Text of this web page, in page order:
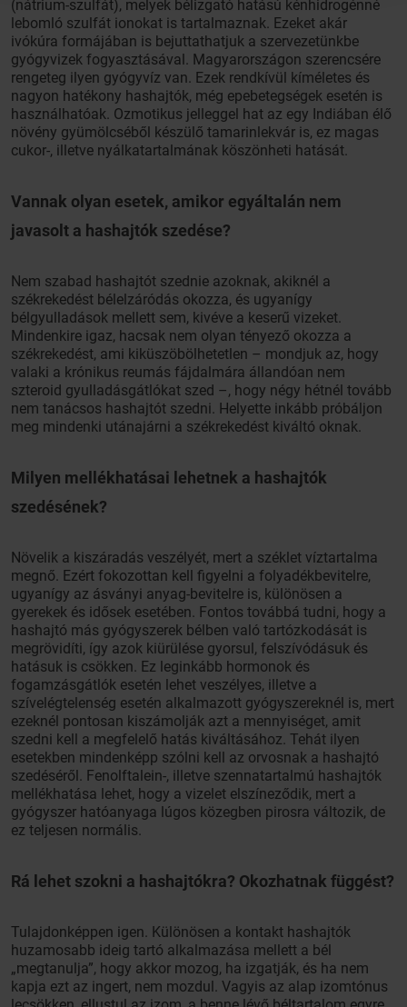
(nátrium-szulfát), melyek bélizgató hatású kénhidrogénné
lebomló szulfát ionokat is tartalmaznak. Ezeket akár
ivókúra formájában is bejuttathatjuk a szervezetünkbe
gyógyvizek fogyasztásával. Magyarországon szerencsére
rengeteg ilyen gyógyvíz van. Ezek rendkívül kíméletes és
nagyon hatékony hashajtók, még epebetegségek esetén is
használhatóak. Ozmotikus jelleggel hat az egy Indiában élő
növény gyümölcséből készülő tamarinlekvár is, ez magas
cukor-, illetve nyálkatartalmának köszönheti hatását.
Vannak olyan esetek, amikor egyáltalán nem
javasolt a hashajtók szedése?
Nem szabad hashajtót szednie azoknak, akiknél a
székrekedést bélelzáródás okozza, és ugyanígy
bélgyulladások mellett sem, kivéve a keserű vizeket.
Mindenkire igaz, hacsak nem olyan tényező okozza a
székrekedést, ami kiküszöbölhetetlen – mondjuk az, hogy
valaki a krónikus reumás fájdalmára állandóan nem
szteroid gyulladásgátlókat szed –, hogy négy hétnél tovább
nem tanácsos hashajtót szedni. Helyette inkább próbáljon
meg mindenki utánajárni a székrekedést kiváltó oknak.
Milyen mellékhatásai lehetnek a hashajtók
szedésének?
Növelik a kiszáradás veszélyét, mert a széklet víztartalma
megnő. Ezért fokozottan kell figyelni a folyadékbevitelre,
ugyanígy az ásványi anyag-bevitelre is, különösen a
gyerekek és idősek esetében. Fontos továbbá tudni, hogy a
hashajtó más gyógyszerek bélben való tartózkodását is
megrövidíti, így azok kiürülése gyorsul, felszívódásuk és
hatásuk is csökken. Ez leginkább hormonok és
fogamzásgátlók esetén lehet veszélyes, illetve a
szívelégtelenség esetén alkalmazott gyógyszereknél is, mert
ezeknél pontosan kiszámolják azt a mennyiséget, amit
szedni kell a megfelelő hatás kiváltásához. Tehát ilyen
esetekben mindenképp szólni kell az orvosnak a hashajtó
szedéséről. Fenolftalein-, illetve szennatartalmú hashajtók
mellékhatása lehet, hogy a vizelet elszíneződik, mert a
gyógyszer hatóanyaga lúgos közegben pirosra változik, de
ez teljesen normális.
Rá lehet szokni a hashajtókra? Okozhatnak függést?
Tulajdonképpen igen. Különösen a kontakt hashajtók
huzamosabb ideig tartó alkalmazása mellett a bél
„megtanulja”, hogy akkor mozog, ha izgatják, és ha nem
kapja ezt az ingert, nem mozdul. Vagyis az alap izomtónus